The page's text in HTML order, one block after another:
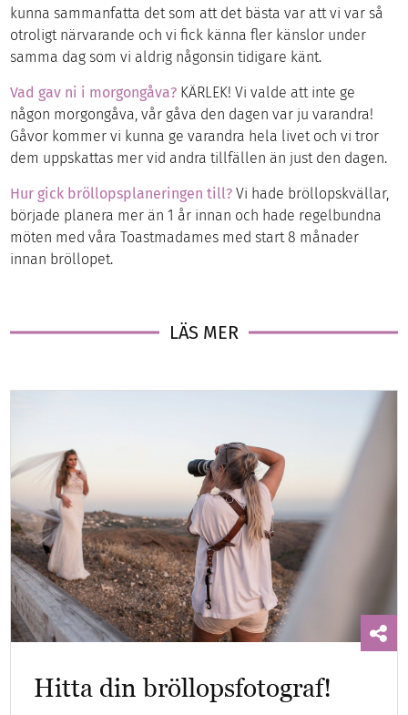
kunna sammanfatta det som att det bästa var att vi var så
otroligt närvarande och vi fick känna fler känslor under
samma dag som vi aldrig någonsin tidigare känt.
Vad gav ni i morgongåva? KÄRLEK! Vi valde att inte ge
någon morgongåva, vår gåva den dagen var ju varandra!
Gåvor kommer vi kunna ge varandra hela livet och vi tror
dem uppskattas mer vid andra tillfällen än just den dagen.
Hur gick bröllopsplaneringen till?Vi hade bröllopskvällar,
började planera mer än 1 år innan och hade regelbundna
möten med våra Toastmadames med start 8 månader
innan bröllopet.
LÄS MER
Hitta din bröllopsfotograf!